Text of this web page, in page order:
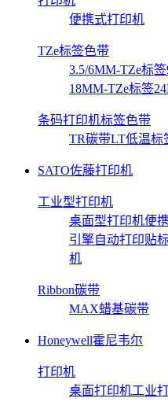
便携式打印机
TZe标签色带
3.5/6MM-TZe标签
18MM-TZe标签
条码打印机标签色带
TR碳带LT低温标
SATO佐藤打印机
工业型打印机
桌面型打印机便
引擎自动打印贴
机
Ribbon碳带
MAX蜡基碳带
Honeywell霍尼韦尔
打印机
桌面打印机工业